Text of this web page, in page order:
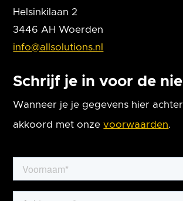
Helsinkilaan 2
3446 AH Woerden
info@allsolutions.nl
Schrijf je in voor de
Wanneer je je gegevens hier
akkoord met onzevoorwaarden.